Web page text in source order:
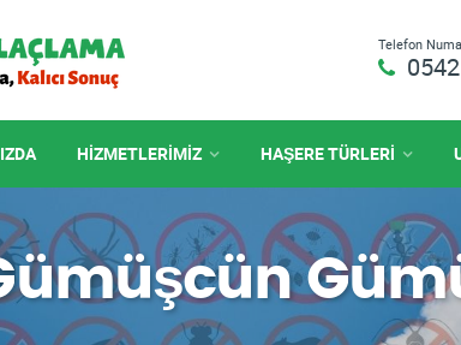
Telefon
HIZMETLERIMIZ HAŞERE TÜRLERİ